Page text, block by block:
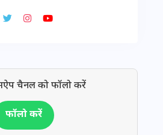
चैनल को फॉलो करें
फॉलो करें